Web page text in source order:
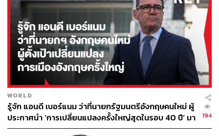
WORLD
รู้จัก แอนดี เบอร์แนม ว่าที่นายกรัฐมนตรีอังกฤษคนใหม่ ผู้
ประกาศนำ ‘การเปลี่ยนแปลงครั้งใหญ่สุดในรอบ 40 ปี’ มา
สู่การเมืองอังกฤษ
194